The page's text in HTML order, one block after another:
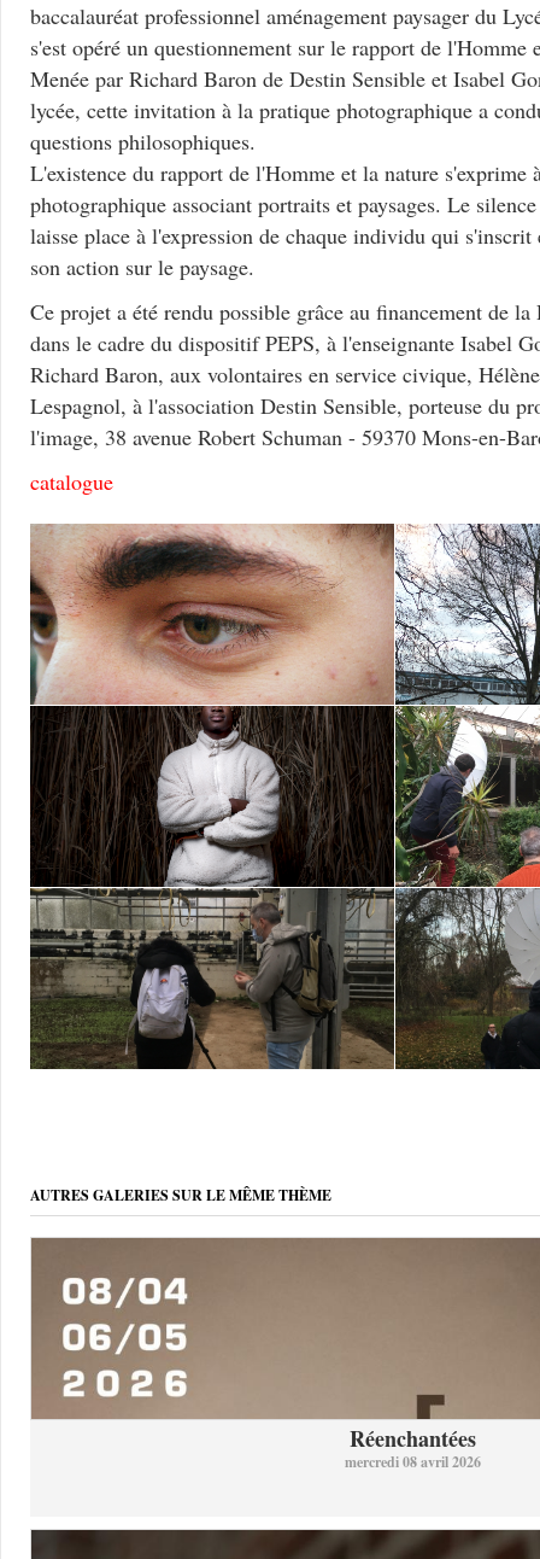
baccalauréat professionnel aménagement paysager du
s'est opéré un questionnement sur le rapport de
Menée par Richard Baron de Destin Sensible et Isabel
lycée, cette invitation à la pratique photographique a
questions philosophiques.
L'existence du rapport de l'Homme et la nature s'exprime
photographique associant portraits et paysages. Le
laisse place à l'expression de chaque individu qui s'inscrit
son action sur le paysage.
Ce projet a été rendu possible grâce au financement de
dans le cadre du dispositif PEPS, à l'enseignante Isabel
Richard Baron, aux volontaires en service civique,
Lespagnol, à l'association Destin Sensible, porteuse du
l'image, 38 avenue Robert Schuman - 59370 Mons-en-
catalogue
AUTRES GALERIES SUR LE MÊME THÈME
Réenchantées
mercredi 08 avril 2026